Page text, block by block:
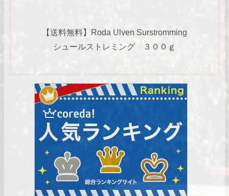
【送料無料】Roda Ulven Surstromming
シュールストレミング ３００ｇ